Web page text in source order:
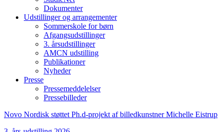
Dokumenter
Udstillinger og arrangementer
Sommerskole for børn
Afgangsudstillinger
3. årsudstillinger
AMCN udstilling
Publikationer
Nyheder
Presse
Pressemeddelelser
Pressebilleder
Novo Nordisk støttet Ph.d-projekt af billedkunstner Michelle Eistrup